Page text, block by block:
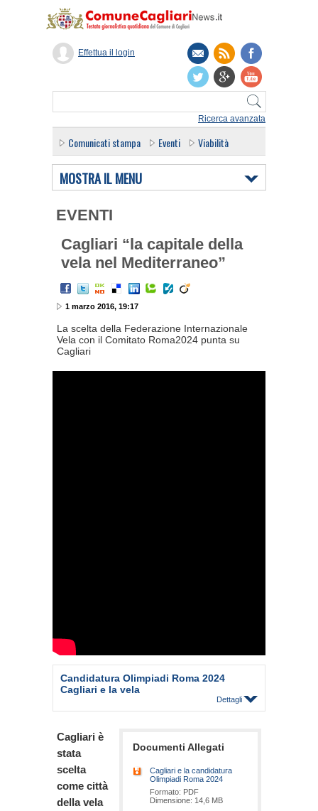
Ricerca avanzata
Effettua il login
Comunicati stampa Eventi Viabilità
MOSTRA IL MENU
EVENTI
Cagliari “la capitale della
vela nel Mediterraneo”
1 marzo 2016, 19:17
La scelta della Federazione Internazionale
Vela con il Comitato Roma2024 punta su
Cagliari
Candidatura Olimpiadi Roma 2024
Cagliari e la vela
Dettagli
Documenti Allegati
Cagliari e la candidatura
Olimpiadi Roma 2024
Formato: PDF
Dimensione: 14,6 MB
Cagliari è
stata
scelta
come città
della vela